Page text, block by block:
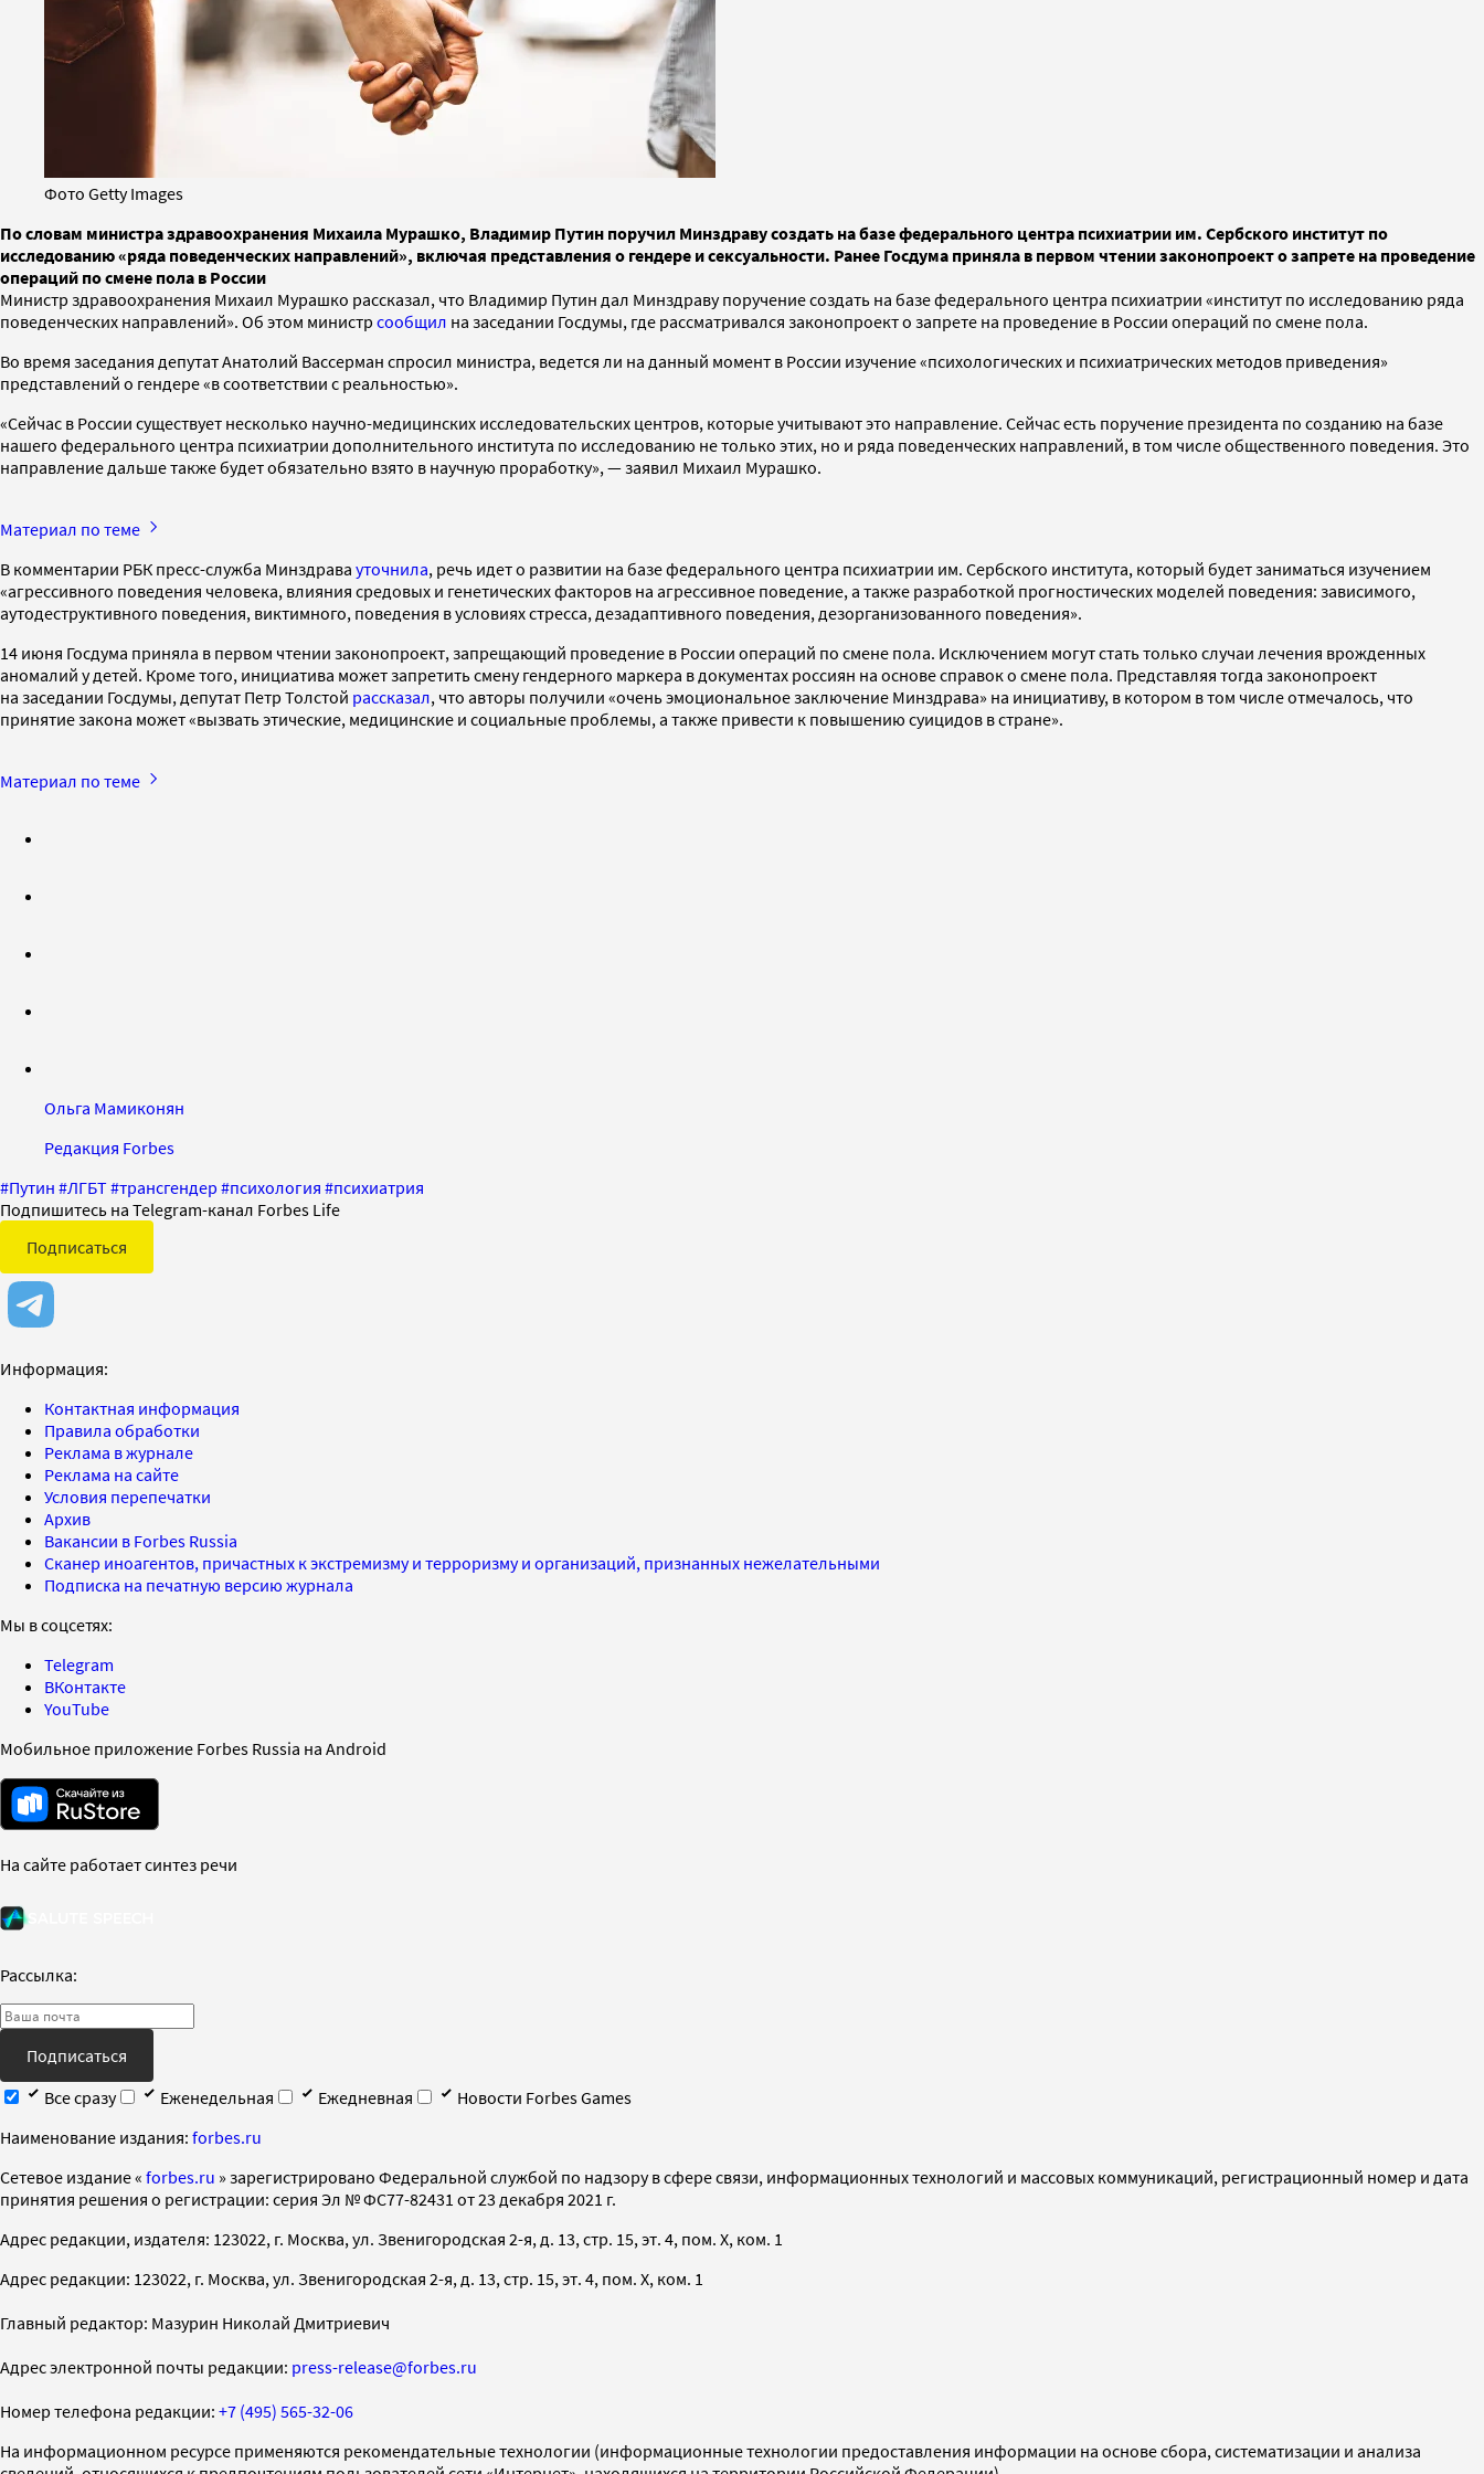
Фото Getty Images
По словам министра здравоохранения Михаила Мурашко, Владимир Путин поручил Минздраву создать на базе федерального центра психиатрии им. Сербского институт по
исследованию «ряда поведенческих направлений», включая представления о гендере и сексуальности. Ранее Госдума приняла в первом чтении законопроект о запрете на проведение
операций по смене пола в России
Министр здравоохранения Михаил Мурашко рассказал, что Владимир Путин дал Минздраву поручение создать на базе федерального центра психиатрии «институт по исследованию ряда
поведенческих направлений». Об этом министр сообщил на заседании Госдумы, где рассматривался законопроект о запрете на проведение в России операций по смене пола.
Во время заседания депутат Анатолий Вассерман спросил министра, ведется ли на данный момент в России изучение «психологических и психиатрических методов приведения»
представлений о гендере «в соответствии с реальностью».
«Сейчас в России существует несколько научно-медицинских исследовательских центров, которые учитывают это направление. Сейчас есть поручение президента по созданию на базе
нашего федерального центра психиатрии дополнительного института по исследованию не только этих, но и ряда поведенческих направлений, в том числе общественного поведения. Это
направление дальше также будет обязательно взято в научную проработку», — заявил Михаил Мурашко.
Материал по теме
В комментарии РБК пресс-служба Минздрава уточнила, речь идет о развитии на базе федерального центра психиатрии им. Сербского института, который будет заниматься изучением
«агрессивного поведения человека, влияния средовых и генетических факторов на агрессивное поведение, а также разработкой прогностических моделей поведения: зависимого,
аутодеструктивного поведения, виктимного, поведения в условиях стресса, дезадаптивного поведения, дезорганизованного поведения».
14 июня Госдума приняла в первом чтении законопроект, запрещающий проведение в России операций по смене пола. Исключением могут стать только случаи лечения врожденных
аномалий у детей. Кроме того, инициатива может запретить смену гендерного маркера в документах россиян на основе справок о смене пола. Представляя тогда законопроект
на заседании Госдумы, депутат Петр Толстой рассказал, что авторы получили «очень эмоциональное заключение Минздрава» на инициативу, в котором в том числе отмечалось, что
принятие закона может «вызвать этические, медицинские и социальные проблемы, а также привести к повышению суицидов в стране».
Материал по теме
Ольга Мамиконян
Редакция Forbes
#Путин #ЛГБТ#трансгендер #психология #психиатрия
Подпишитесь на Telegram-канал Forbes Life
Подписаться
Информация:
Контактная информация
Правила обработки
Реклама в журнале
Реклама на сайте
Условия перепечатки
Архив
Вакансии в Forbes Russia
Сканер иноагентов, причастных к экстремизму и терроризму и организаций, признанных нежелательными
Подписка на печатную версию журнала
Мы в соцсетях:
Telegram
ВКонтакте
YouTube
Мобильное приложение Forbes Russia на Android
На сайте работает синтез речи
Рассылка:
Подписаться
Все сразу
Еженедельная Ежедневная
Новости Forbes Games
Наименование издания: forbes.ru
Cетевое издание « forbes.ru » зарегистрировано Федеральной службой по надзору в сфере связи, информационных технологий и массовых коммуникаций, регистрационный номер и дата
принятия решения о регистрации: серия Эл № ФС77-82431 от 23 декабря 2021 г.
Адрес редакции, издателя: 123022, г. Москва, ул. Звенигородская 2-я, д. 13, стр. 15, эт. 4, пом. X, ком. 1
Адрес редакции: 123022, г. Москва, ул. Звенигородская 2-я, д. 13, стр. 15, эт. 4, пом. X, ком. 1
Главный редактор: Мазурин Николай Дмитриевич
Адрес электронной почты редакции: press-release@forbes.ru
Номер телефона редакции: +7 (495) 565-32-06
На информационном ресурсе применяются рекомендательные технологии (информационные технологии предоставления информации на основе сбора, систематизации и анализа